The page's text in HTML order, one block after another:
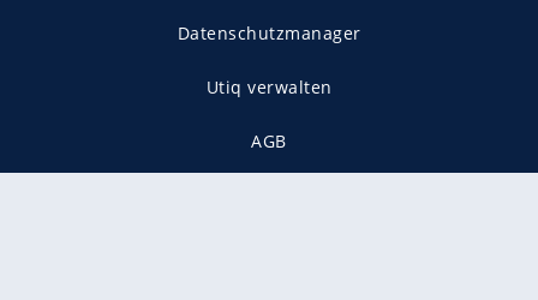
Datenschutzmanager
Utiq verwalten
AGB